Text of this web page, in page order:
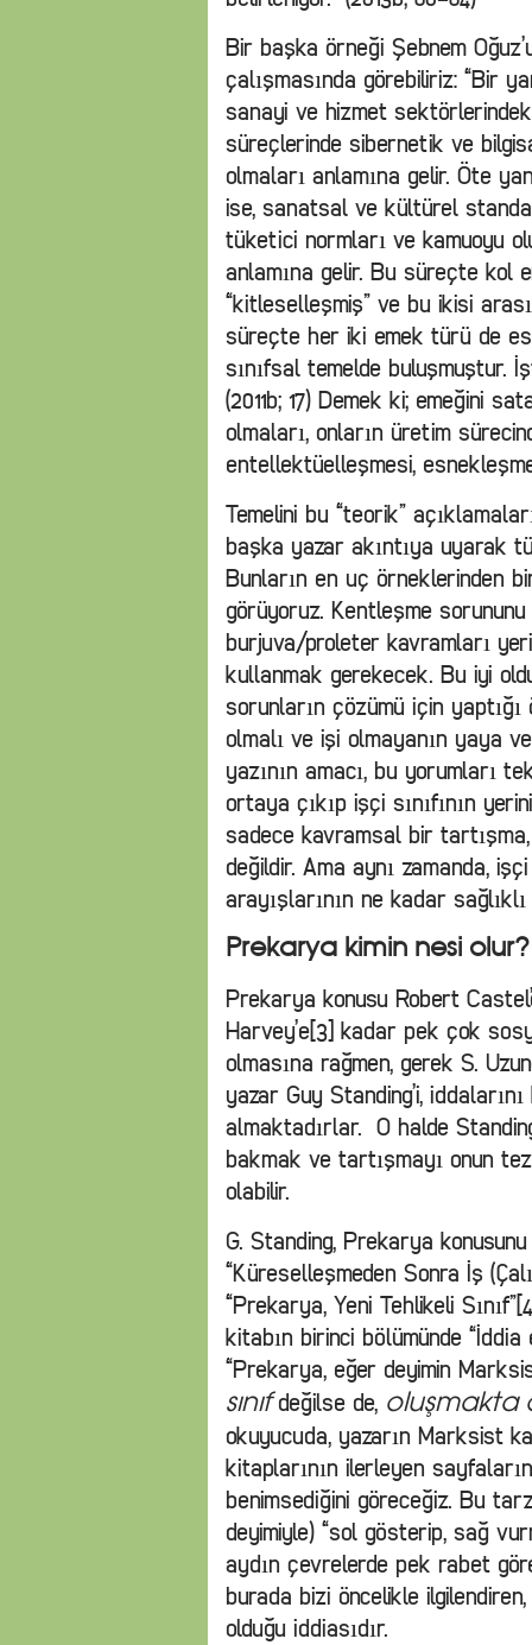
Bir başka örneği Şebnem
çalışmasında görebiliriz: “Bir
sanayi ve hizmet
süreçlerinde sibernetik ve
olmaları anlamına gelir. Öte
ise, sanatsal ve kültürel
tüketici normları ve kamuoyu
anlamına gelir. Bu süreçte kol
“kitleselleşmiş” ve bu ikisi
süreçte her iki emek türü de
sınıfsal temelde buluşmuştur.
(2011b; 17) Demek ki; emeğini
olmaları, onların üretim
entellektüelleşmesi,
Temelini bu “teorik”
başka yazar akıntıya uyarak
Bunların en uç örneklerinden
görüyoruz. Kentleşme sorununu
burjuva/proleter kavramları
kullanmak gerekecek. Bu iyi
sorunların çözümü için
olmalı ve işi olmayanın yaya
yazının amacı, bu yorumları
ortaya çıkıp işçi sınıfının
sadece kavramsal bir
değildir. Ama aynı zamanda,
arayışlarının ne kadar
Prekarya kimin nesi olur?
Prekarya konusu Robert
Harvey’e[3] kadar pek çok
olmasına rağmen, gerek S.
yazar Guy Standing’i,
almaktadırlar. O halde
bakmak ve tartışmayı onun
olabilir.
G. Standing, Prekarya
“Küreselleşmeden Sonra İş
“Prekarya, Yeni Tehlikeli
kitabın birinci bölümünde
“Prekarya, eğer deyimin
sınıfdeğilse de, oluşmakta
okuyucuda, yazarın Marksist
kitaplarının ilerleyen
benimsediğini göreceğiz. Bu
deyimiyle) “sol gösterip, sağ
aydın çevrelerde pek rabet
burada bizi öncelikle ilgilendiren,
olduğu iddiasıdır.